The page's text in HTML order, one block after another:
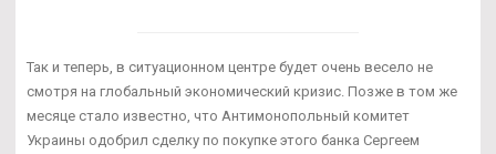
Так и теперь, в ситуационном центре будет очень весело не
смотря на глобальный экономический кризис. Позже в том же
месяце стало известно, что Антимонопольный комитет
Украины одобрил сделку по покупке этого банка Сергеем